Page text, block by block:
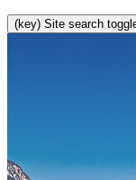
(key) Site search